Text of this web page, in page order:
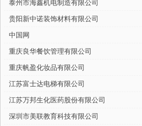
泰州市海鑫机电制造有限公司
贵阳新中诺装饰材料有限公司
中国网
重庆良华餐饮管理有限公司
重庆帆盈化妆品有限公司
江苏富士达电梯有限公司
江苏万邦生化医药股份有限公司
深圳市美联教育科技有限公司